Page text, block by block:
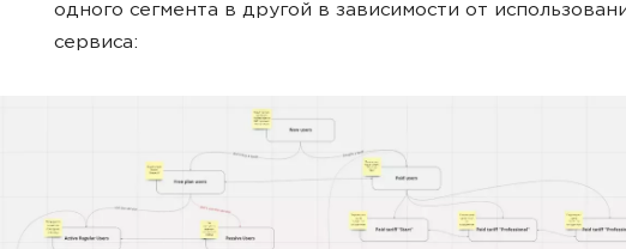
одного сегмента в другой в зависимости от
сервиса: